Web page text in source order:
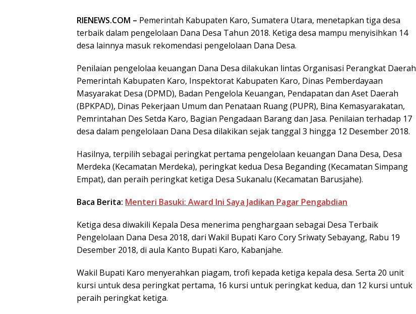
RIENEWS.COM – Pemerintah Kabupaten Karo, Sumatera Utara, menetapkan tiga desa
terbaik dalam pengelolaan Dana Desa Tahun 2018. Ketiga desa mampu menyisihkan 14
desa lainnya masuk rekomendasi pengelolaan Dana Desa.
Penilaian pengelolaa keuangan Dana Desa dilakukan lintas Organisasi Perangkat Daerah
Pemerintah Kabupaten Karo, Inspektorat Kabupaten Karo, Dinas Pemberdayaan
Masyarakat Desa (DPMD), Badan Pengelola Keuangan, Pendapatan dan Aset Daerah
(BPKPAD), Dinas Pekerjaan Umum dan Penataan Ruang (PUPR), Bina Kemasyarakatan,
Pemrintahan Des Setda Karo, Bagian Pengadaan Barang dan Jasa. Penilaian terhadap 17
desa dalam pengelolaan Dana Desa dilakikan sejak tanggal 3 hingga 12 Desember 2018.
Hasilnya, terpilih sebagai peringkat pertama pengelolaan keuangan Dana Desa, Desa
Merdeka (Kecamatan Merdeka), peringkat kedua Desa Beganding (Kecamatan Simpang
Empat), dan peraih peringkat ketiga Desa Sukanalu (Kecamatan Barusjahe).
Baca Berita: Menteri Basuki: Award Ini Saya Jadikan Pagar Pengabdian
Ketiga desa diwakili Kepala Desa menerima penghargaan sebagai Desa Terbaik
Pengelolaan Dana Desa 2018, dari Wakil Bupati Karo Cory Sriwaty Sebayang, Rabu 19
Desember 2018, di aula Kanto Bupati Karo, Kabanjahe.
Wakil Bupati Karo menyerahkan piagam, trofi kepada ketiga kepala desa. Serta 20 unit
kursi untuk desa peringkat pertama, 16 kursi untuk peringkat kedua, dan 12 kursi untuk
peraih peringkat ketiga.